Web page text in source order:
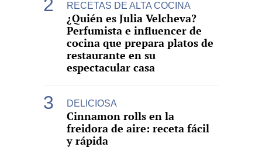
RECETAS DE ALTA COCINA
¿Quién es Julia Velcheva?
Perfumista e influencer de
cocina que prepara platos de
restaurante en su
espectacular casa
DELICIOSA
Cinnamon rolls en la
freidora de aire: receta fácil
y rápida